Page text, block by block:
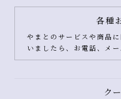
各種
やまとのサービスや商品
いましたら、お電話、メ
ク